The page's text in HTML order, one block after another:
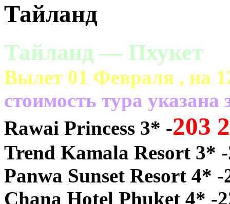
Тайланд
Тайланд — Пхукет
Вылет 01 Февраля , на
cтоимость тура указана
Rawai Princess 3* -203
Trend Kamala Resort 3*
Panwa Sunset Resort 4* -
Chana Hotel Phuket 4* -